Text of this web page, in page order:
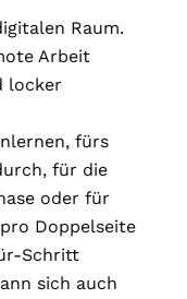
Raum.
Arbeit
locker
fürs
für die
oder für
Doppelseite
Schritt
sich auch